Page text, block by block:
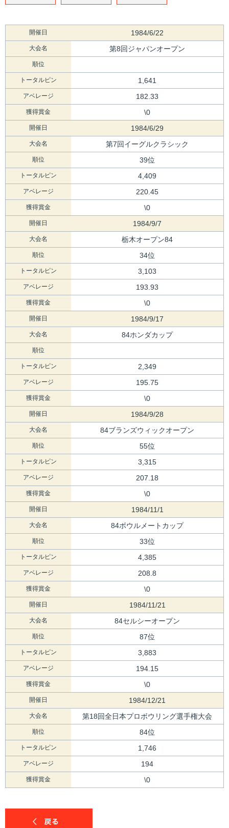
開催日 1984/6/22
大会名 第8回ジャパンオープン
順位
トータルピン 1,641
アベレージ 182.33
獲得賞金 \0
開催日 1984/6/29
大会名 第7回イーグルクラシック
順位 39位
トータルピン 4,409
アベレージ 220.45
獲得賞金 \0
開催日 1984/9/7
大会名 栃木オープン84
順位 34位
トータルピン 3,103
アベレージ 193.93
獲得賞金 \0
開催日 1984/9/17
大会名 84ホンダカップ
順位
トータルピン 2,349
アベレージ 195.75
獲得賞金 \0
開催日 1984/9/28
大会名 84ブランズウィックオープン
順位 55位
トータルピン 3,315
アベレージ 207.18
獲得賞金 \0
開催日 1984/11/1
大会名 84ボウルメートカップ
順位 33位
トータルピン 4,385
アベレージ 208.8
獲得賞金 \0
開催日 1984/11/21
大会名 84セルシーオープン
順位 87位
トータルピン 3,883
アベレージ 194.15
獲得賞金 \0
開催日 1984/12/21
大会名 第18回全日本プロボウリング選手権大会
順位 84位
トータルピン 1,746
アベレージ 194
獲得賞金 \0